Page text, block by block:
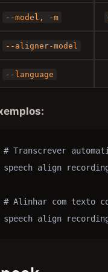
--model, -m
--aligner-model
--language
# Transcrever
speech align
# Alinhar com texto
speech align